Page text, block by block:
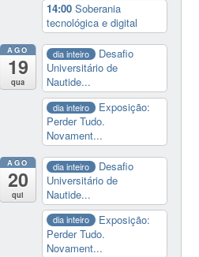
14:00Soberania
tecnológica e digital
AGO
19
qua
dia inteiro
Desafio
Universitário de
Nautide...
dia inteiro
Exposição:
Perder Tudo.
Novament...
AGO
20
qui
dia inteiro
Desafio
Universitário de
Nautide...
dia inteiro
Exposição:
Perder Tudo.
Novament...